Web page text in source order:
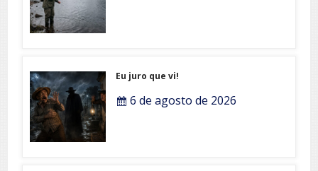
Eu juro que vi!
6 de agosto de 2026